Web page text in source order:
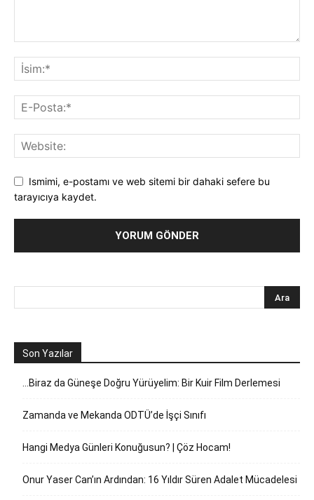
Ismimi, e-postamı ve web sitemi bir dahaki sefere bu
tarayıcıya kaydet.
Son Yazılar
…Biraz da Güneşe Doğru Yürüyelim: Bir Kuir Film Derlemesi
Zamanda ve Mekanda ODTÜ’de İşçi Sınıfı
Hangi Medya Günleri Konuğusun? | Çöz Hocam!
Onur Yaser Can’ın Ardından: 16 Yıldır Süren Adalet Mücadelesi